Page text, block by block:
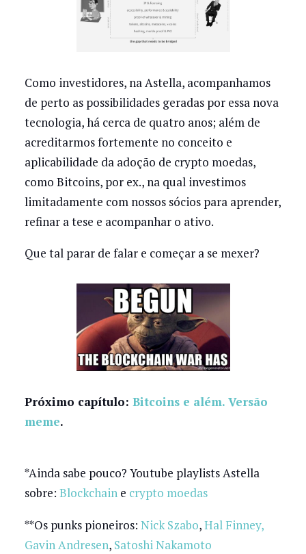
Como investidores, na Astella, acompanhamos
de perto as possibilidades geradas por essa nova
tecnologia, há cerca de quatro anos; além de
acreditarmos fortemente no conceito e
aplicabilidade da adoção de crypto moedas,
como Bitcoins, por ex., na qual investimos
limitadamente com nossos sócios para aprender,
refinar a tese e acompanhar o ativo.
Que tal parar de falar e começar a se mexer?
Próximo capítulo: Bitcoins e além. Versão
meme.
*Ainda sabe pouco? Youtube playlists Astella
sobre: Blockchaine crypto moedas
**Os punks pioneiros: Nick Szabo,Hal Finney,
Gavin Andresen, Satoshi Nakamoto